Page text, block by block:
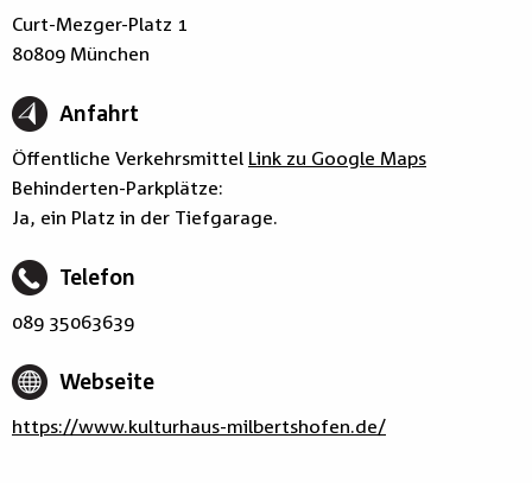
Curt-Mezger-Platz 1
80809 München
Anfahrt
Öffentliche Verkehrsmittel Link zu Google Maps
Behinderten-Parkplätze:
Ja, ein Platz in der Tiefgarage.
Telefon
089 35063639
Webseite
https://www.kulturhaus-milbertshofen.de/